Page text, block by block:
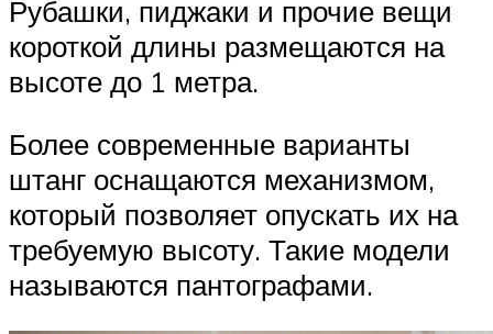
Рубашки, пиджаки и прочие вещи
короткой длины размещаются на
высоте до 1 метра.
Более современные варианты
штанг оснащаются механизмом,
который позволяет опускать их на
требуемую высоту. Такие модели
называются пантографами.